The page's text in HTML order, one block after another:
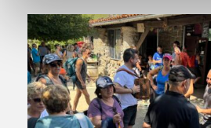
and set your preferences in the
Guk eta gure bazkideek zure datu
prozesatzen ditugu, zure IP
teknologia erabiliz, cookieak
pertsonalizatuak eskaintzeko,